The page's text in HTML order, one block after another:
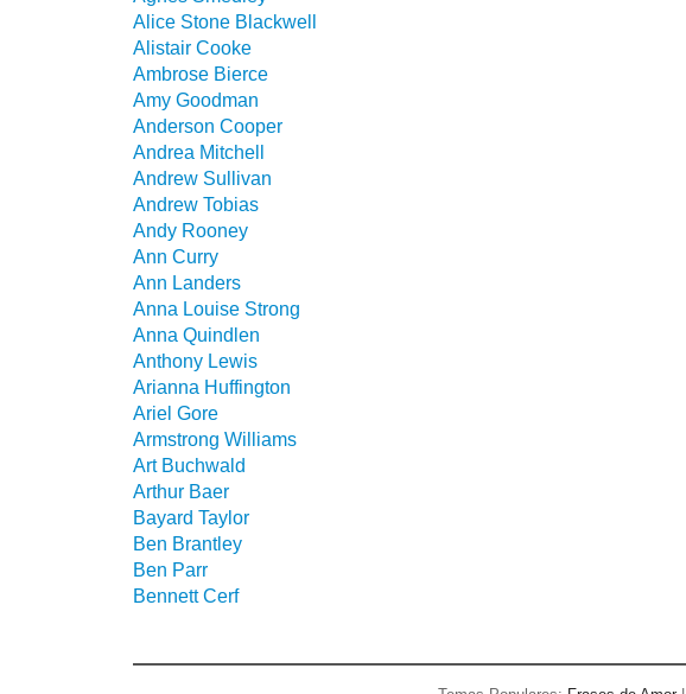
Alice Stone Blackwell
Alistair Cooke
Ambrose Bierce
Amy Goodman
Anderson Cooper
Andrea Mitchell
Andrew Sullivan
Andrew Tobias
Andy Rooney
Ann Curry
Ann Landers
Anna Louise Strong
Anna Quindlen
Anthony Lewis
Arianna Huffington
Ariel Gore
Armstrong Williams
Art Buchwald
Arthur Baer
Bayard Taylor
Ben Brantley
Ben Parr
Bennett Cerf